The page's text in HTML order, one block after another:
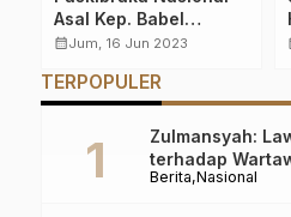
Asal Kep. Babel
Tunggu Keputusan
calendar_monthJum, 16 Jun 2023
TERPOPULER
Berita Nasional
Zulmansyah:
terhadap